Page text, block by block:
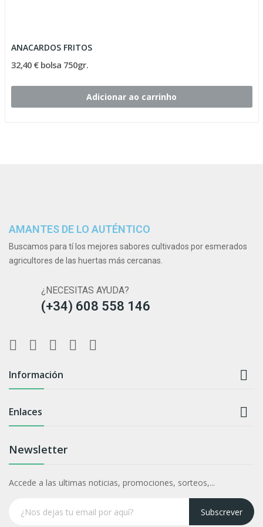
ANACARDOS FRITOS
32,40 € bolsa 750gr.
Adicionar ao carrinho
AMANTES DE LO AUTÉNTICO
Buscamos para tí los mejores sabores cultivados por esmerados
agricultores de las huertas más cercanas.
¿NECESITAS AYUDA?
(+34) 608 558 146
Información 
Enlaces 
Newsletter
Accede a las ultimas noticias, promociones, sorteos,...
Subscrever